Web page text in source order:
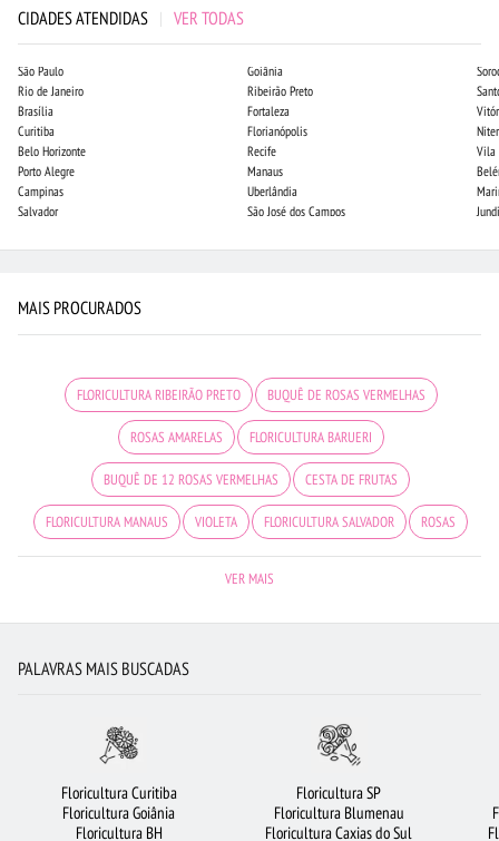
CIDADES ATENDIDAS | VER TODAS
São Paulo
Rio de Janeiro
Brasília
Curitiba
Belo Horizonte
Porto Alegre
Campinas
Salvador
Goiânia
Ribeirão Preto
Fortaleza
Florianópolis
Recife
Manaus
Uberlândia
São José dos Campos
Vila
MAIS PROCURADOS
FLORICULTURA RIBEIRÃO PRETO BUQUÊ DE ROSAS VERMELHAS
ROSAS AMARELAS FLORICULTURA BARUERI
BUQUÊ DE 12 ROSAS VERMELHAS CESTA DE FRUTAS
FLORICULTURA MANAUS VIOLETA FLORICULTURA SALVADOR ROSAS
BUQUÊ DE 20 ROSAS VERMELHAS FLORICULTURA SANTO ANDRÉ
ARRANJO DE FLORES FLORICULTURA SÃO JOSÉ DOS CAMPOS
VER MAIS
PALAVRAS MAIS BUSCADAS
Floricultura Curitiba
Floricultura Goiânia
Floricultura BH
Floricultura SP
Floricultura Blumenau
Floricultura Caxias do Sul